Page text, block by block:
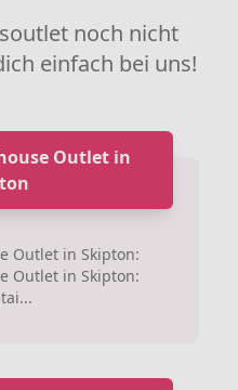
noch nicht
einfach bei uns!
Outlet in
Outlet in Skipton:
Outlet in Skipton: